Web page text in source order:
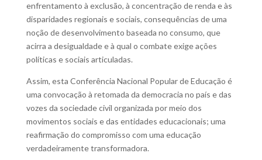
enfrentamento à exclusão, à concentração de renda e às
disparidades regionais e sociais, consequências de uma
noção de desenvolvimento baseada no consumo, que
acirra a desigualdade e à qual o combate exige ações
políticas e sociais articuladas.
Assim, esta Conferência Nacional Popular de Educação é
uma convocação à retomada da democracia no país e das
vozes da sociedade civil organizada por meio dos
movimentos sociais e das entidades educacionais; uma
reafirmação do compromisso com uma educação
verdadeiramente transformadora.